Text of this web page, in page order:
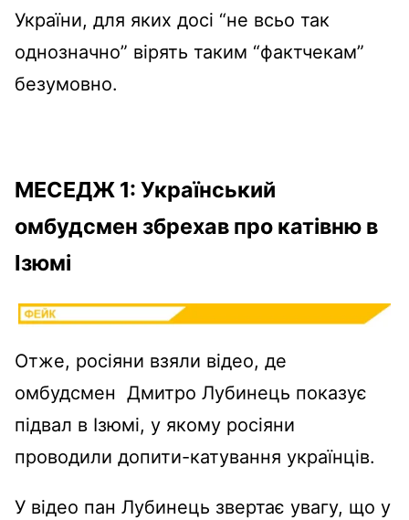
України, для яких досі “не всьо так
однозначно” вірять таким “фактчекам”
безумовно.
МЕСЕДЖ 1: Український
омбудсмен збрехав про катівню в
Ізюмі
Отже, росіяни взяли відео, де
омбудсмен Дмитро Лубинець показує
підвал в Ізюмі, у якому росіяни
проводили допити-катування українців.
У відео пан Лубинець звертає увагу, що у